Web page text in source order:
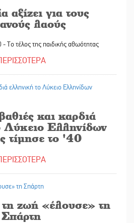
αξίζει για τους
λαούς
Το τέλος της παιδικής αθωότητας
και καρδιά
Λύκειο Ελληνίδων
τίμησε το '40
ζωή «έλουσε» τη
Σπάρτη